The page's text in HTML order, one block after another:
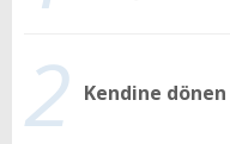
2 Kendine dönen